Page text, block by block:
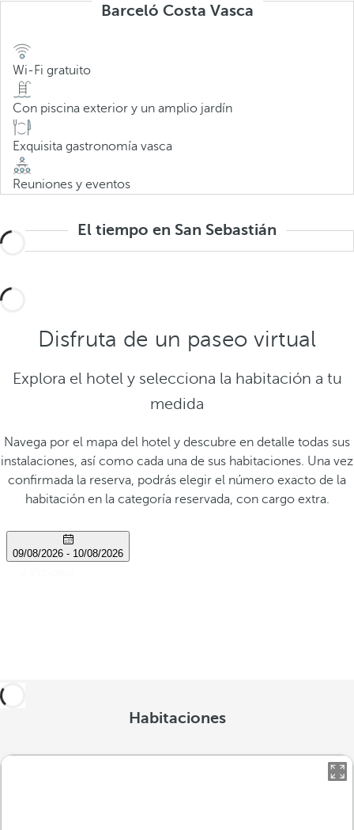
Barceló Costa Vasca
Wi-Fi gratuito
Con piscina exterior y un amplio jardín
Exquisita gastronomía vasca
Reuniones y eventos
El tiempo en San Sebastián
Disfruta de un paseo virtual
Explora el hotel y selecciona la habitación a tu
medida
Navega por el mapa del hotel y descubre en detalle todas sus
instalaciones, así como cada una de sus habitaciones. Una vez
confirmada la reserva, podrás elegir el número exacto de la
habitación en la categoría reservada, con cargo extra.
Habitaciones